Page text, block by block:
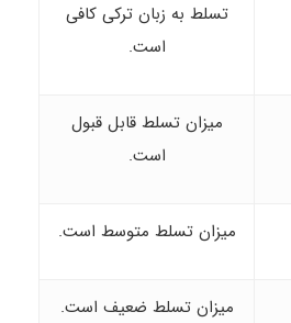
تسلط به زبان ترکی کافی
است.
میزان تسلط قابل قبول
است.
میزان تسلط متوسط است.
میزان تسلط ضعیف است.